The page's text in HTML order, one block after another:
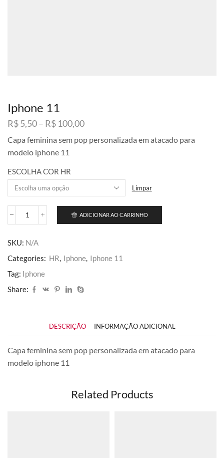
Iphone 11
R$5,50– R$ 100,00Faixa
preço:
Capa feminina sem pop personalizada em atacado para
modelo iphone 11
ESCOLHA COR HR
Limpar
Iphone
ADICIONAR AO CARRINHO
SKU: N/A
Categories: HR, Iphone, Iphone 11
Tag: Iphone
Share:
DESCRIÇÃO INFORMAÇÃO ADICIONAL
Capa feminina sem pop personalizada em atacado para
modelo iphone 11
Related Products